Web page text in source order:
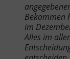
Bekommen
im
Alles im